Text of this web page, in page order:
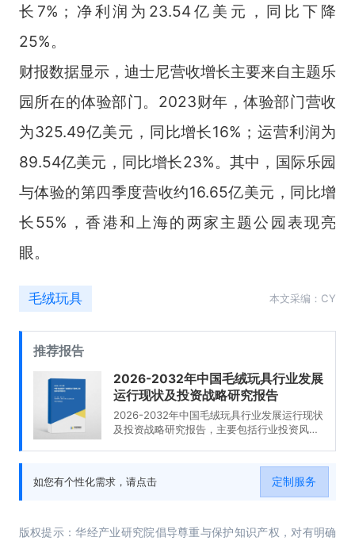
长7%；净利润为23.54亿美元，同比下降
25%。
财报数据显示，迪士尼营收增长主要来自主题乐
园所在的体验部门。2023财年，体验部门营收
为325.49亿美元，同比增长16%；运营利润为
89.54亿美元，同比增长23%。其中，国际乐园
与体验的第四季度营收约16.65亿美元，同比增
长55%，香港和上海的两家主题公园表现亮
眼。
毛绒玩具 本文采编：CY
推荐报告
2026-2032年中国毛绒玩具行业发展
运行现状及投资战略研究报告
2026-2032年中国毛绒玩具行业发展运行现状
及投资战略研究报告，主要包括行业投资风险
如您有个性化需求，请点击
定制服务
版权提示：华经产业研究院倡导尊重与保护知识产权，对有明确